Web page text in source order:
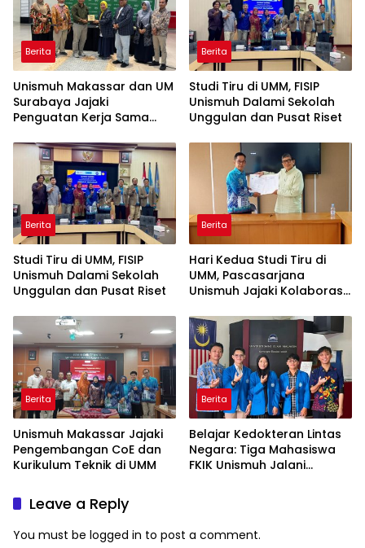
Berita
Unismuh Makassar dan UM
Surabaya Jajaki
Penguatan Kerja Sama
Tiru
Berita
Studi Tiru di UMM, FISIP
Unismuh Dalami Sekolah
Unggulan dan Pusat Riset
Berita
Studi Tiru di UMM, FISIP
Unismuh Dalami Sekolah
Unggulan dan Pusat Riset
Berita
Hari Kedua Studi Tiru di
UMM, Pascasarjana
Unismuh Jajaki Kolaborasi
Berita
Unismuh Makassar Jajaki
Pengembangan CoE dan
Kurikulum Teknik di UMM
Berita
Belajar Kedokteran Lintas
Negara: Tiga Mahasiswa
FKIK Unismuh Jalani
Leave a Reply
You must be logged in to post a comment.